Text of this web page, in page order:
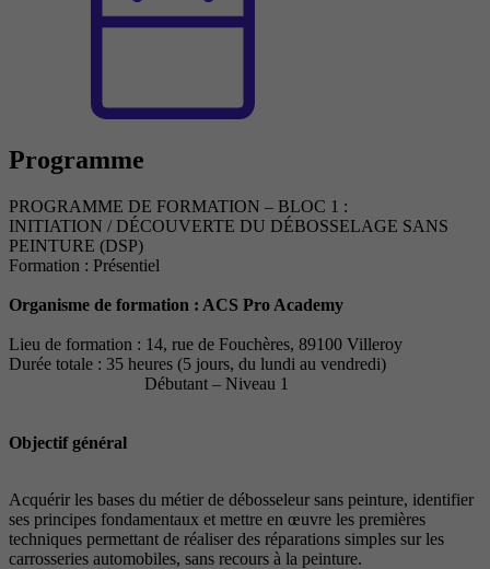
Programme
PROGRAMME DE FORMATION – BLOC 1 :
INITIATION / DÉCOUVERTE DU DÉBOSSELAGE SANS
PEINTURE (DSP)
Formation : Présentiel
Organisme de formation : ACS Pro Academy
Lieu de formation : 14, rue de Fouchères, 89100 Villeroy
Durée totale : 35 heures (5 jours, du lundi au vendredi)
Débutant – Niveau 1
Objectif général
Acquérir les bases du métier de débosseleur sans peinture, identifier
ses principes fondamentaux et mettre en œuvre les premières
techniques permettant de réaliser des réparations simples sur les
carrosseries automobiles, sans recours à la peinture.